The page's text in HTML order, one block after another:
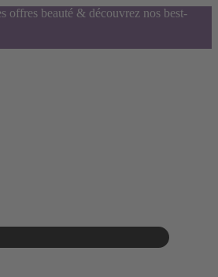
offres beauté & découvrez nos best-